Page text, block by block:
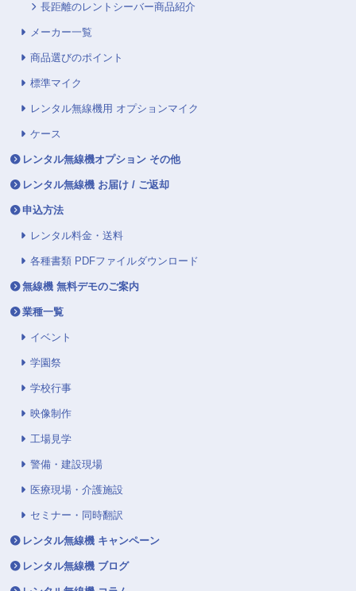
長距離のレントシーバー商品紹介
メーカー一覧
商品選びのポイント
標準マイク
レンタル無線機用 オプションマイク
ケース
レンタル無線機オプション その他
レンタル無線機 お届け / ご返却
申込方法
レンタル料金・送料
各種書類 PDFファイルダウンロード
無線機 無料デモのご案内
業種一覧
イベント
学園祭
学校行事
映像制作
工場見学
警備・建設現場
医療現場・介護施設
セミナー・同時翻訳
レンタル無線機 キャンペーン
レンタル無線機 ブログ